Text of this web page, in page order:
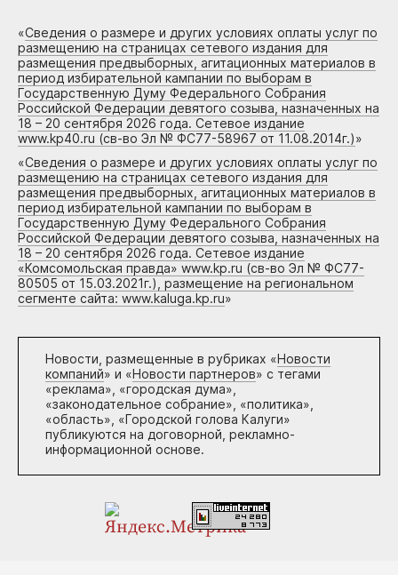
«Сведения о размере и других условиях оплаты услуг по
размещению на страницах сетевого издания для
размещения предвыборных, агитационных материалов в
период избирательной кампании по выборам в
Государственную Думу Федерального Собрания
Российской Федерации девятого созыва, назначенных на
18 – 20 сентября 2026 года. Сетевое издание
www.kp40.ru (св-во Эл № ФС77-58967 от 11.08.2014г.)»
«Сведения о размере и других условиях оплаты услуг по
размещению на страницах сетевого издания для
размещения предвыборных, агитационных материалов в
период избирательной кампании по выборам в
Государственную Думу Федерального Собрания
Российской Федерации девятого созыва, назначенных на
18 – 20 сентября 2026 года. Сетевое издание
«Комсомольская правда» www.kp.ru (св-во Эл № ФС77-
80505 от 15.03.2021г.), размещение на региональном
сегменте сайта: www.kaluga.kp.ru»
Новости, размещенные в рубриках «Новости
компаний» и «Новости партнеров» с тегами
«реклама», «городская дума»,
«законодательное собрание», «политика»,
«область», «Городской голова Калуги»
публикуются на договорной, рекламно-
информационной основе.